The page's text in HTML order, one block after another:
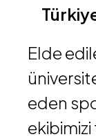
Elde
eden